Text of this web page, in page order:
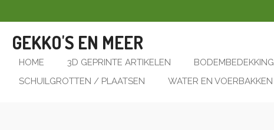
direct
naar
de
hoofdinhoud
GEKKO'S EN MEER
HOME 3D GEPRINTE ARTIKELEN BODEMBEDEKKING
SCHUILGROTTEN / PLAATSEN
WATER EN VOERBAKKEN